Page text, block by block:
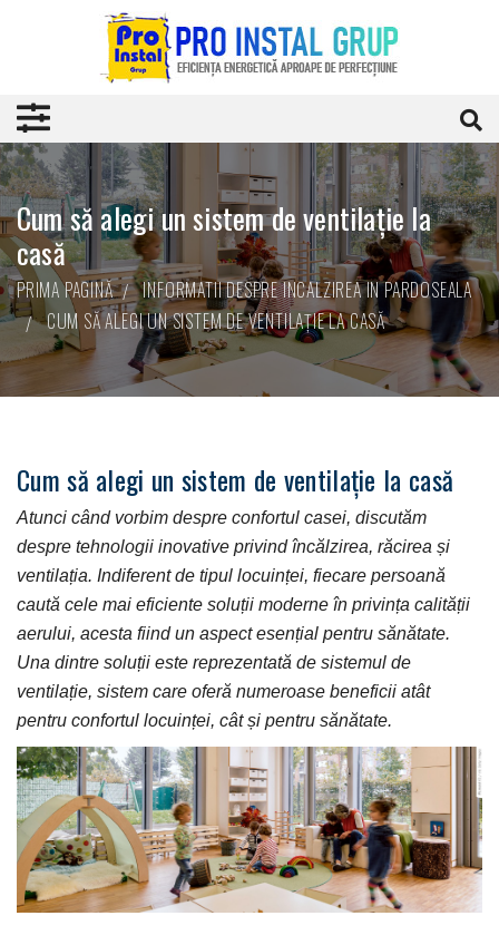
Cum să alegi un sistem de ventilație la
casă
PRIMA PAGINĂ
INFORMATII DESPRE INCALZIREA IN PARDOSEALA
CUM SĂ ALEGI UN SISTEM DE VENTILAȚIE LA CASĂ
Cum să alegi un sistem de ventilație la casă
Atunci când vorbim despre confortul casei, discutăm
despre tehnologii inovative privind încălzirea, răcirea și
ventilația. Indiferent de tipul locuinței, fiecare persoană
caută cele mai eficiente soluții moderne în privința calității
aerului, acesta fiind un aspect esențial pentru sănătate.
Una dintre soluții este reprezentată de sistemul de
ventilație, sistem care oferă numeroase beneficii atât
pentru confortul locuinței, cât și pentru sănătate.